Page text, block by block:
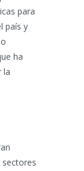
para
país y
ha
la